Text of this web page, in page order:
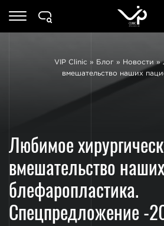
VIP Clinic » Блог » Новости »
вмешательство наших
Любимое
вмешательство
блефаропластика.
Спецпредложение -